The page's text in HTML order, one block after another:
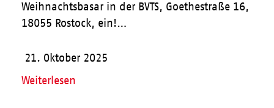
Weihnachtsbasar in der BVTS, Goethestraße 16,
18055 Rostock, ein!…
21. Oktober 2025
Weiterlesen